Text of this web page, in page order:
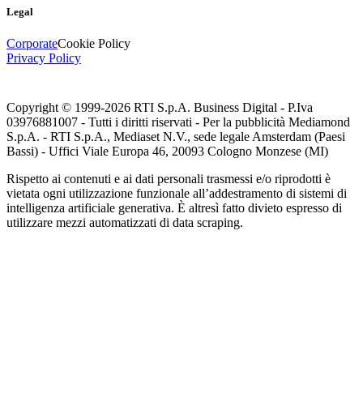
Legal
CorporateCookie Policy
Privacy Policy
Copyright © 1999-2026 RTI S.p.A. Business Digital - P.Iva
03976881007 - Tutti i diritti riservati - Per la pubblicità Mediamond
S.p.A. - RTI S.p.A., Mediaset N.V., sede legale Amsterdam (Paesi
Bassi) - Uffici Viale Europa 46, 20093 Cologno Monzese (MI)
Rispetto ai contenuti e ai dati personali trasmessi e/o riprodotti è
vietata ogni utilizzazione funzionale all’addestramento di sistemi di
intelligenza artificiale generativa. È altresì fatto divieto espresso di
utilizzare mezzi automatizzati di data scraping.